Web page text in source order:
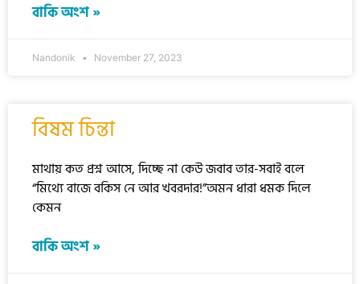
বাকি অংশ »
Nandonik November 27, 2023
বিষম চিন্তা
মাথায় কত প্রশ্ন আসে, দিচ্ছে না কেউ জবাব তার-সবাই বলে
“মিথ্যে বাজে বকিস নে আর খবরদার!”অমন ধারা ধমক দিলে
কেমন
বাকি অংশ »